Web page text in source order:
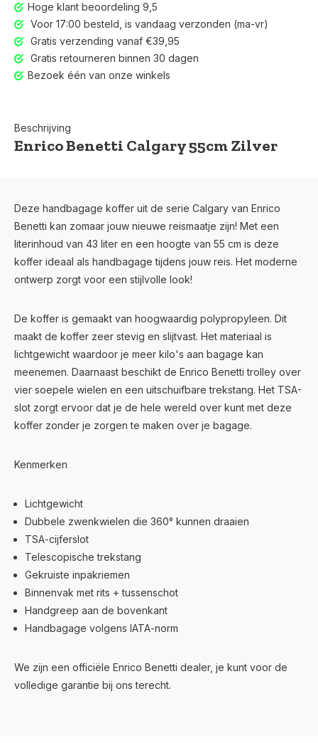
Voor 17:00 besteld, is vandaag verzonden (ma-vr)
Hoge klant beoordeling 9,5
Voor 17:00 besteld, is vandaag verzonden (ma-vr)
Gratis verzending vanaf €39,95
Gratis retourneren binnen 30 dagen
Bezoek één van onze winkels
Beschrijving
Enrico Benetti Calgary 55cm Zilver
Deze handbagage koffer uit de serie Calgary van Enrico
Benetti kan zomaar jouw nieuwe reismaatje zijn! Met een
literinhoud van 43 liter en een hoogte van 55 cm is deze
koffer ideaal als handbagage tijdens jouw reis. Het moderne
ontwerp zorgt voor een stijlvolle look!
De koffer is gemaakt van hoogwaardig polypropyleen. Dit
maakt de koffer zeer stevig en slijtvast. Het materiaal is
lichtgewicht waardoor je meer kilo's aan bagage kan
meenemen. Daarnaast beschikt de Enrico Benetti trolley over
vier soepele wielen en een uitschuifbare trekstang. Het TSA-
slot zorgt ervoor dat je de hele wereld over kunt met deze
koffer zonder je zorgen te maken over je bagage.
Kenmerken
Lichtgewicht
Dubbele zwenkwielen die 360° kunnen draaien
TSA-cijferslot
Telescopische trekstang
Gekruiste inpakriemen
Binnenvak met rits + tussenschot
Handgreep aan de bovenkant
Handbagage volgens IATA-norm
We zijn een officiële Enrico Benetti dealer, je kunt voor de
volledige garantie bij ons terecht.